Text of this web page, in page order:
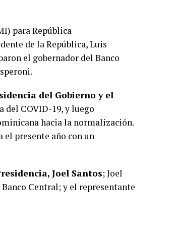
para República
de la República, Luis
el gobernador del Banco
del Gobierno y el
del COVID-19, y luego
hacia la normalización.
presente año con un
Joel Santos; Joel
Central; y el representante